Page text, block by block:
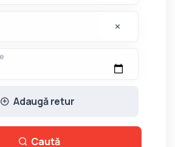
Adaugă retur
Caută